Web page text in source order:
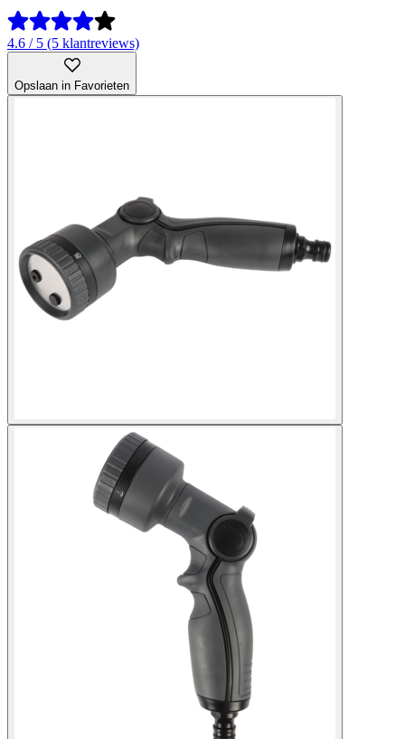
4.6 / 5 (5 klantreviews)
Opslaan in Favorieten